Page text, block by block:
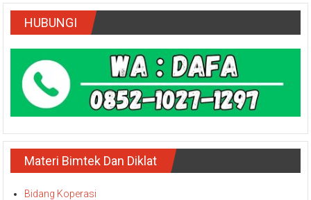
HUBUNGI
Materi Bimtek Dan Diklat
Bidang Koperasi